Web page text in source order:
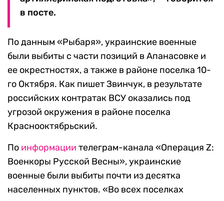
в посте.
По данным «Рыбаря», украинские военные
были выбиты с части позиций в Апанасовке и
ее окрестностях, а также в районе поселка 10-
го Октября. Как пишет Звинчук, в результате
российских контратак ВСУ оказались под
угрозой окружения в районе поселка
Краснооктябрьский.
По информации телеграм-канала «Операция Z:
Военкоры Русской Весны», украинские
военные были выбиты почти из десятка
населенных пунктов. «Во всех поселках